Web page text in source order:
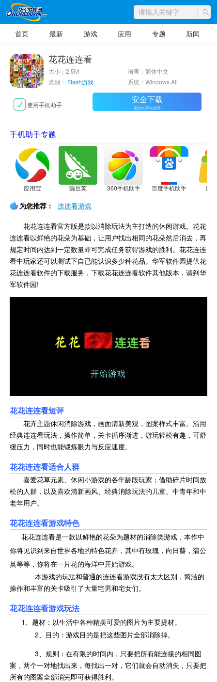
首页 最新 游戏 应用 专题 新闻
花花连连看
大小：2.5M
语言：简体中文
类别： Flash游戏 系统：Windows All
使用手机助手 安全下载
需2345手机助手
手机助手专题
应用宝 豌豆荚 360手机助手 百度手机助手 应
为您推荐： 连连看游戏
花花连连看官方版是款以消除玩法为主打造的休闲游戏。花花
连连看以鲜艳的花朵为基础，让用户找出相同的花朵然后消去，再
规定时间内达到一定数量即可完成任务获得游戏的胜利。花花连连
看中玩家还可以测试下自已能认识多少种花品。华军软件园提供花
花连连看软件的下载服务，下载花花连连看软件其他版本，请到华
军软件园!
花花连连看短评
花卉主题休闲消除游戏，画面清新美观，图案样式丰富。沿用
经典连连看玩法，操作简单，关卡循序渐进，游玩轻松有趣，可舒
缓压力，同时也能锻炼眼力与反应速度。
花花连连看适合人群
喜爱花草元素、休闲小游戏的各年龄段玩家；借助碎片时间放
松的人群，以及喜欢清新画风、经典消除玩法的儿童、中青年和中
老年用户。
花花连连看游戏特色
花花连连看是一款以鲜艳的花朵为题材的消除类游戏，本作中
你将见识到来自世界各地的特色花卉，其中有玫瑰，向日葵，蒲公
英等等，你将在一片花的海洋中开始游戏。
本游戏的玩法和普通的连连看游戏没有太大区别，简洁的
操作和丰富的关卡吸引了大量宅男和宅女们。
花花连连看游戏玩法
1、题材：以生活中各种精美可爱的图片为主要提材。
2、目的：游戏目的是把这些图片全部消除掉。
3、规则：在有限的时间内，只要把所有能连接的相同图
案，两个一对地找出来，每找出一对，它们就会自动消失，只要把
所有的图案全部消完即可获得胜利。